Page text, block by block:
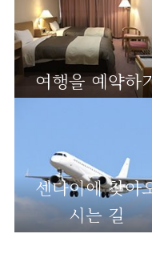
여행을 예약하
센다이에 찾아
시는 길